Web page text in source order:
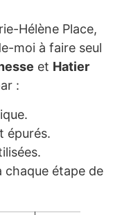
Hélène Place,
moi à faire seul
et Hatier
:
épurés.
chaque étape de